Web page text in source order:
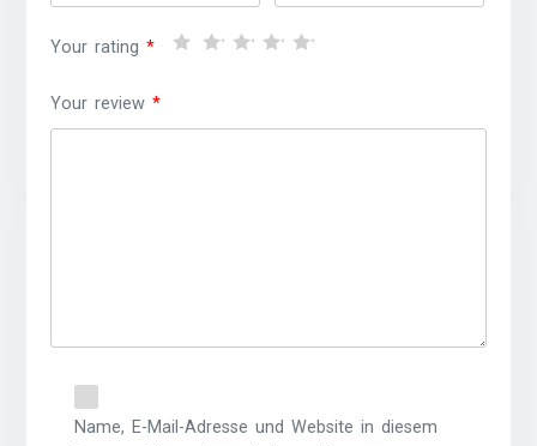
Your rating*
Your review*
Name, E-Mail-Adresse und Website in diesem